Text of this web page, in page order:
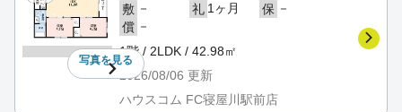
写真を見る
敷 － 礼 1ヶ月 保 －
償 －
1階 / 2LDK / 42.98㎡
2026/08/06 更新
ハウスコム FC寝屋川駅前店